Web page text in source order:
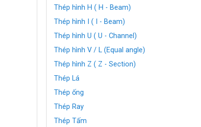
Thép hình H ( H - Beam)
Thép hình I ( I - Beam)
Thép hình U ( U - Channel)
Thép hình V / L (Equal angle)
Thép hình Z ( Z - Section)
Thép Lá
Thép ống
Thép Ray
Thép Tấm